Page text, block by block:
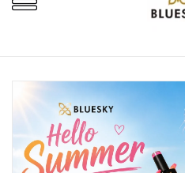
Base & Top
BIAB etc.
Sets